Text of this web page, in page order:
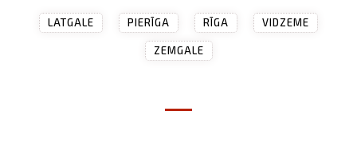
LATGALE PIERĪGA RĪGA VIDZEME
ZEMGALE